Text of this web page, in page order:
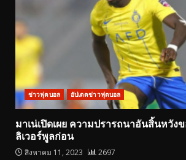
ข่าวฟุตบอล อัปเดตข่าวฟุตบอล
มาเน่เปิดเผย ความปรารถนาอันสิ้นหวัง
ลิเวอร์พูลก่อน
สิงหาคม 11, 2023 2697